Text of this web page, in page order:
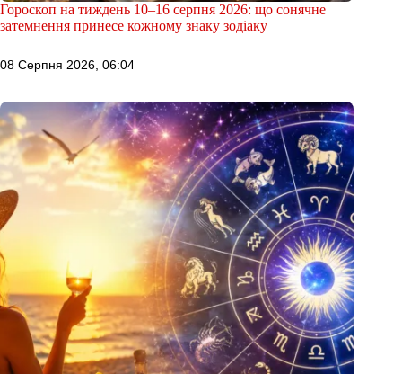
Гороскоп на тиждень 10–16 серпня 2026: що сонячне
затемнення принесе кожному знаку зодіаку
08 Серпня 2026, 06:04